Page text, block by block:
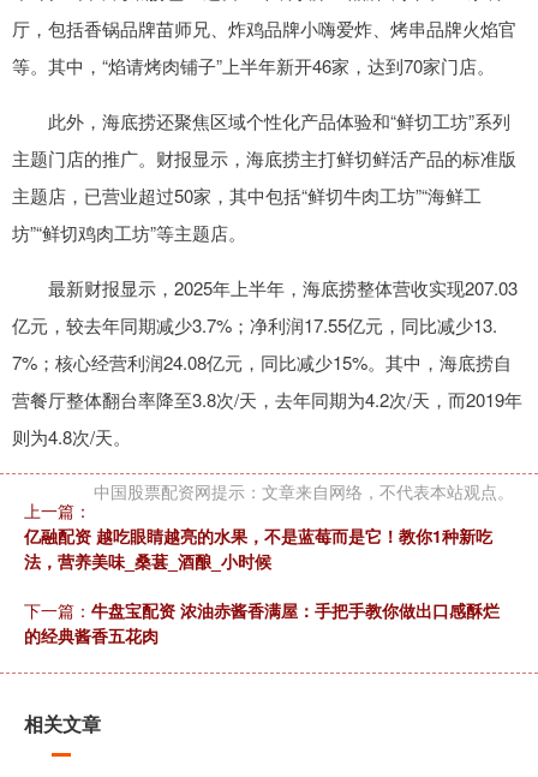
厅，包括香锅品牌苗师兄、炸鸡品牌小嗨爱炸、烤串品牌火焰官
等。其中，“焰请烤肉铺子”上半年新开46家，达到70家门店。
此外，海底捞还聚焦区域个性化产品体验和“鲜切工坊”系列
主题门店的推广。财报显示，海底捞主打鲜切鲜活产品的标准版
主题店，已营业超过50家，其中包括“鲜切牛肉工坊”“海鲜工
坊”“鲜切鸡肉工坊”等主题店。
最新财报显示，2025年上半年，海底捞整体营收实现207.03
亿元，较去年同期减少3.7%；净利润17.55亿元，同比减少13.
7%；核心经营利润24.08亿元，同比减少15%。其中，海底捞自
营餐厅整体翻台率降至3.8次/天，去年同期为4.2次/天，而2019年
则为4.8次/天。
中国股票配资网提示：文章来自网络，不代表本站观点。
上一篇：
亿融配资 越吃眼睛越亮的水果，不是蓝莓而是它！教你1种新吃
法，营养美味_桑葚_酒酿_小时候
下一篇： 牛盘宝配资 浓油赤酱香满屋：手把手教你做出口感酥烂
的经典酱香五花肉
相关文章